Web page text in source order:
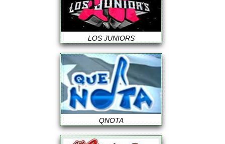
LOS JUNIORS
QNOTA